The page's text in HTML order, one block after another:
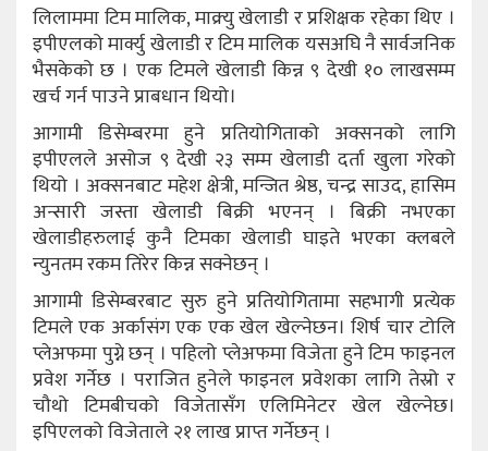
लिलाममा टिम मालिक, माक्र्यु खेलाडी र प्रशिक्षक रहेका थिए ।
इपीएलको मार्क्यु खेलाडी र टिम मालिक यसअघि नै सार्वजनिक
भैसकेको छ । एक टिमले खेलाडी किन्न ९ देखी १० लाखसम्म
खर्च गर्न पाउने प्राबधान थियो।
आगामी डिसेम्बरमा हुने प्रतियोगिताको अक्सनको लागि
इपीएलले असोज ९ देखी २३ सम्म खेलाडी दर्ता खुला गरेको
थियो । अक्सनबाट महेश क्षेत्री, मन्जित श्रेष्ठ, चन्द्र साउद, हासिम
अन्सारी जस्ता खेलाडी बिक्री भएनन् । बिक्री नभएका
खेलाडीहरुलाई कुनै टिमका खेलाडी घाइते भएका क्लबले
न्युनतम रकम तिरेर किन्न सक्नेछन् ।
आगामी डिसेम्बरबाट सुरु हुने प्रतियोगितामा सहभागी प्रत्येक
टिमले एक अर्कासंग एक एक खेल खेल्नेछन। शिर्ष चार टोलि
प्लेअफमा पुग्ने छन् । पहिलो प्लेअफमा विजेता हुने टिम फाइनल
प्रवेश गर्नेछ । पराजित हुनेले फाइनल प्रवेशका लागि तेस्रो र
चौथो टिमबीचको विजेतासँग एलिमिनेटर खेल खेल्नेछ।
इपिएलको विजेताले २१ लाख प्राप्त गर्नेछन् ।